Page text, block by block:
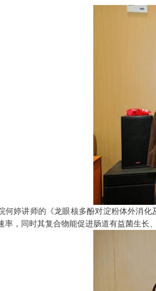
何婷讲师的《龙眼核多酚对淀粉体外消
率，同时其复合物能促进肠道有益菌生长